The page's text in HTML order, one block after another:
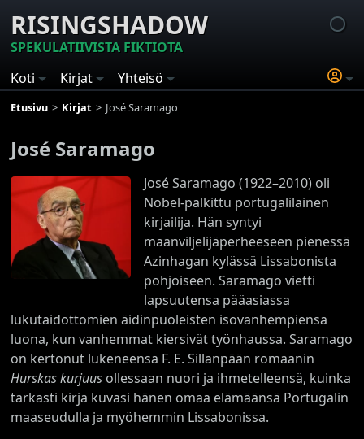
RISINGSHADOW
SPEKULATIIVISTA FIKTIOTA
Koti
Kirjat Yhteisö
Etusivu Kirjat José Saramago
José Saramago
José Saramago (1922–2010) oli
Nobel-palkittu portugalilainen
kirjailija. Hän syntyi
maanviljelijäperheeseen pienessä
Azinhagan kylässä Lissabonista
pohjoiseen. Saramago vietti
lapsuutensa pääasiassa
lukutaidottomien äidinpuoleisten isovanhempiensa
luona, kun vanhemmat kiersivät työnhaussa. Saramago
on kertonut lukeneensa F. E. Sillanpään romaanin
Hurskas kurjuus ollessaan nuori ja ihmetelleensä, kuinka
tarkasti kirja kuvasi hänen omaa elämäänsä Portugalin
maaseudulla ja myöhemmin Lissabonissa.